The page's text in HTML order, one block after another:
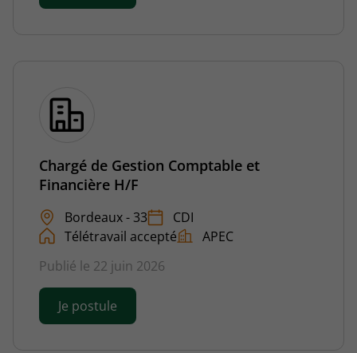
Chargé de Gestion Comptable et
Financière H/F
Bordeaux - 33
CDI
Télétravail accepté
APEC
Publié le 22 juin 2026
Je postule